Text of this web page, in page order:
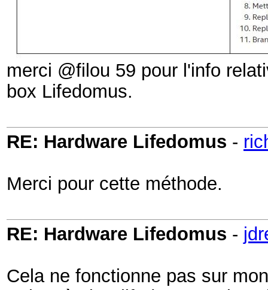
merci @filou 59 pour l'info
box Lifedomus.
RE: Hardware Lifedomus -
Merci pour cette méthode.
RE: Hardware Lifedomus -
Cela ne fonctionne pas sur